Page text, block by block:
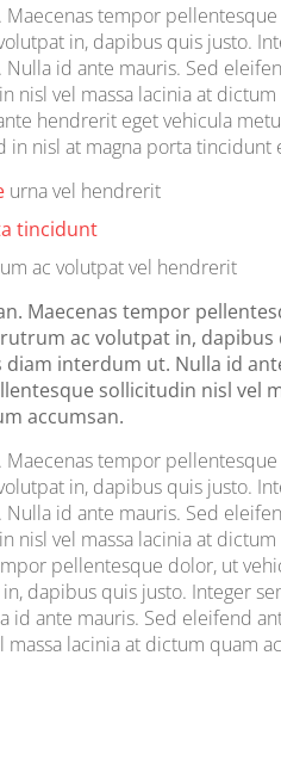
tempor
in, dapibus quis justo.
id ante mauris. Sed
nisl vel massa lacinia at
hendrerit eget vehicula
nisl at magna porta tincidunt
urna vel hendrerit
tincidunt
ac volutpat vel hendrerit
Maecenas tempor
ac volutpat in,
interdum ut. Nulla id
sollicitudin nisl vel
accumsan.
tempor
in, dapibus quis justo.
id ante mauris. Sed
nisl vel massa lacinia at
pellentesque dolor, ut
dapibus quis justo. Integer
id ante mauris. Sed eleifend
lacinia at dictum quam